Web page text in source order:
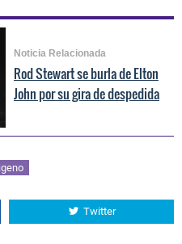
Noticia Relacionada
Rod Stewart se burla de Elton
John por su gira de despedida
Twitter